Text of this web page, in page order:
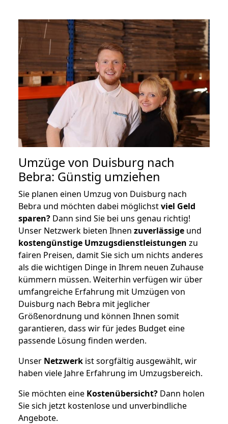
Umzüge von Duisburg nach
Bebra: Günstig umziehen
Sie planen einen Umzug von Duisburg nach
Bebra und möchten dabei möglichstviel Geld
sparen? Dann sind Sie bei uns genau richtig!
Unser Netzwerk bieten Ihnen zuverlässige und
kostengünstige Umzugsdienstleistungen zu
fairen Preisen, damit Sie sich um nichts anderes
als die wichtigen Dinge in Ihrem neuen Zuhause
kümmern müssen. Weiterhin verfügen wir über
umfangreiche Erfahrung mit Umzügen von
Duisburg nach Bebra mit jeglicher
Größenordnung und können Ihnen somit
garantieren, dass wir für jedes Budget eine
passende Lösung finden werden.
Unser Netzwerk ist sorgfältig ausgewählt, wir
haben viele Jahre Erfahrung im Umzugsbereich.
Sie möchten eine Kostenübersicht? Dann holen
Sie sich jetzt kostenlose und unverbindliche
Angebote.